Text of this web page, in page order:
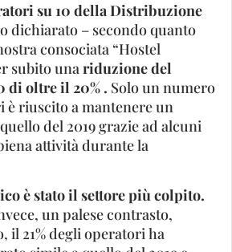
su 10 della Distribuzione
dichiarato – secondo quanto
consociata “Hostel
subito unariduzione del
di oltre il 20% . Solo un numero
è riuscito a mantenere un
del 2019 grazie ad alcuni
attività durante la
è stato il settore più colpito.
un palese contrasto,
il 21% degli operatori ha